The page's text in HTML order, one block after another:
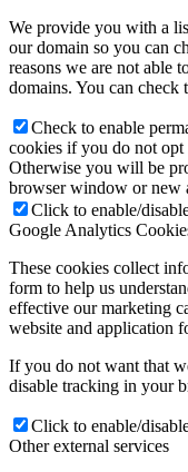
We provide you with a
our domain so you can
reasons we are not able
domains. You can check
Check to enable
cookies if you do not opt
Otherwise you will be
browser window or new
Click to enable/
Google Analytics
These cookies collect
form to help us
effective our marketing
website and application
If you do not want that
disable tracking in your
Click to enable/
Other external services